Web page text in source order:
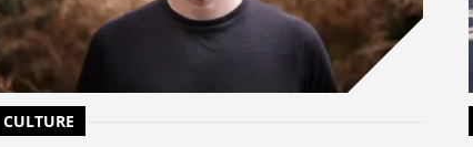
CULTURE